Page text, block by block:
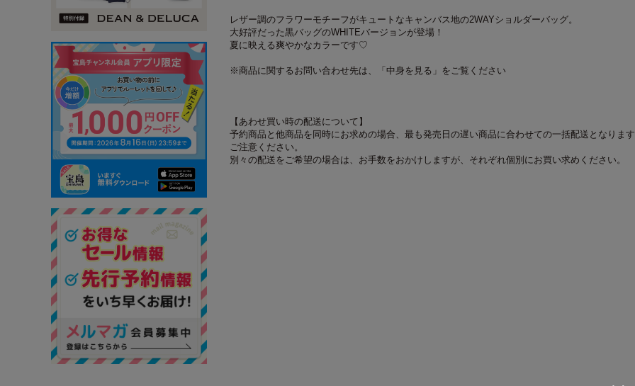
レザー調のフラワーモチーフがキュートなキャンバス地の2WAYショルダーバッグ。
大好評だった黒バッグのWHITEバージョンが登場！
夏に映える爽やかなカラーです♡
※商品に関するお問い合わせ先は、「中身を見る」をご覧ください
【あわせ買い時の配送について】
予約商品と他商品を同時にお求めの場合、最も発売日の遅い商品に合わせての一括配送となります
ご注意ください。
別々の配送をご希望の場合は、お手数をおかけしますが、それぞれ個別にお買い求めください。